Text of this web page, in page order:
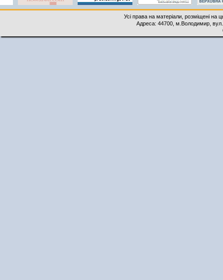
Усі права на матеріали, розміщені на
Адреса: 44700, м.Володимир,